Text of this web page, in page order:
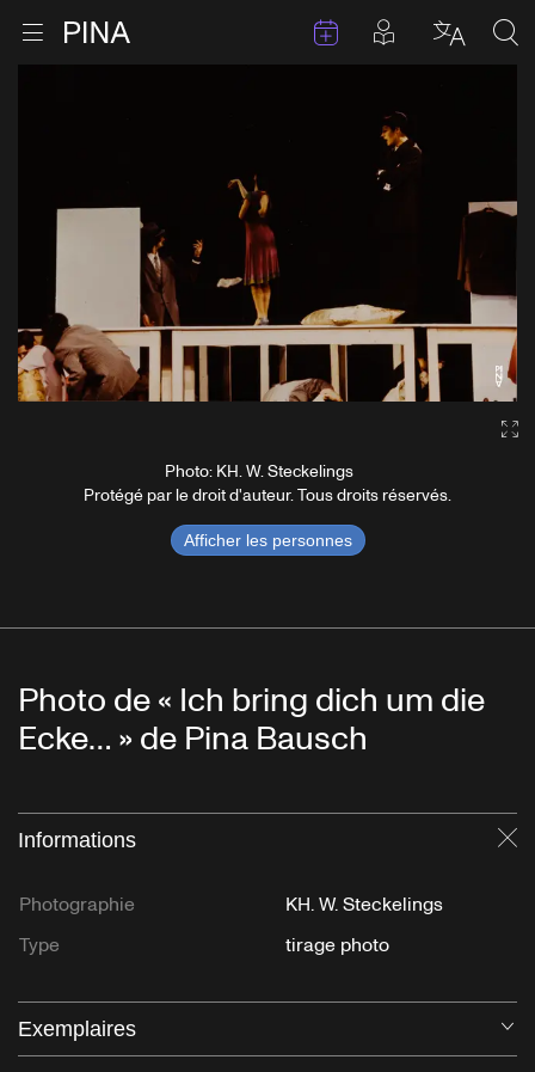
Ouvrir le menu Retour à la page d'accueil Évenements
Articles en
Photo: KH. W. Steckelings
Protégé par le droit d'auteur. Tous droits réservés.
Afficher les personnes
Photo de « Ich bring dich um die
Ecke… » de Pina Bausch
Informations
Photographie
KH. W. Steckelings
Type
tirage photo
Exemplaires